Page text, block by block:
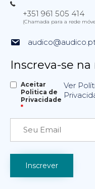
+351 961 505 414
(Chamada para a rede
Inscreva-se
Aceitar
Politica de
Privacidade
*
Ver